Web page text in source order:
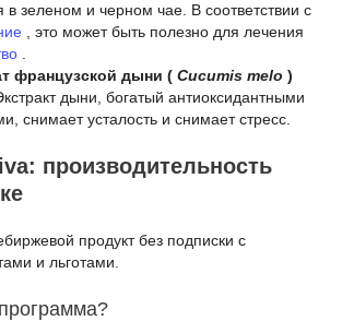
в зеленом и черном чае. В соответствии с
, это может быть полезно для лечения
французской дыни ( Cucumis melo )
дыни, богатый антиоксидантными
снимает усталость и снимает стресс.
производительность
продукт без подписки с
и льготами.